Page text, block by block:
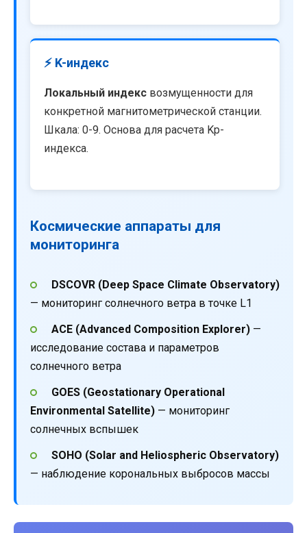
⚡ K-индекс
Локальный индекс возмущенности для
конкретной магнитометрической станции.
Шкала: 0-9. Основа для расчета Kp-
индекса.
Космические аппараты для
мониторинга
DSCOVR (Deep Space Climate Observatory)
— мониторинг солнечного ветра в точке L1
ACE (Advanced Composition Explorer)—
исследование состава и параметров
солнечного ветра
GOES (Geostationary Operational
Environmental Satellite) — мониторинг
солнечных вспышек
SOHO (Solar and Heliospheric Observatory)
— наблюдение корональных выбросов массы